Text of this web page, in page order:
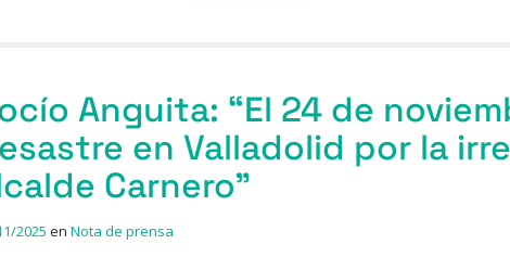
Anguita: “El 24 de
en Valladolid por la
Carnero”
2025 en Nota de prensa